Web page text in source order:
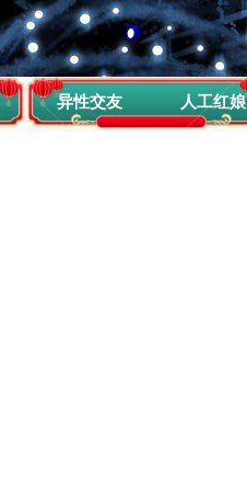
异性交友 人工红娘